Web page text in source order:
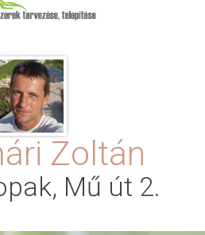
Zoltán
Mű út 2.